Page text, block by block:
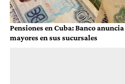
Pensiones en Cuba: Banco
mayores en sus sucursales